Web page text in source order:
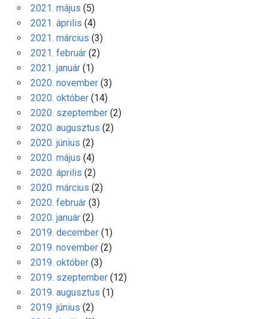
2021. május (5)
2021. április (4)
2021. március (3)
2021. február(2)
2021. január(1)
2020. november(3)
2020. október(14)
2020. szeptember(2)
2020. augusztus (2)
2020. június (2)
2020. május (4)
2020. április (2)
2020. március (2)
2020. február(3)
2020. január(2)
2019. december(1)
2019. november(2)
2019. október(3)
2019. szeptember(12)
2019. augusztus (1)
2019. június (2)